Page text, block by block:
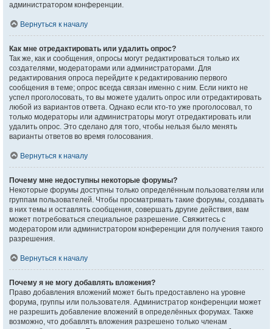
администратором конференции.
Вернуться к началу
Как мне отредактировать или удалить опрос?
Так же, как и сообщения, опросы могут редактироваться только их
создателями, модераторами или администраторами. Для
редактирования опроса перейдите к редактированию первого
сообщения в теме; опрос всегда связан именно с ним. Если никто не
успел проголосовать, то вы можете удалить опрос или отредактировать
любой из вариантов ответа. Однако если кто-то уже проголосовал, то
только модераторы или администраторы могут отредактировать или
удалить опрос. Это сделано для того, чтобы нельзя было менять
варианты ответов во время голосования.
Вернуться к началу
Почему мне недоступны некоторые форумы?
Некоторые форумы доступны только определённым пользователям или
группам пользователей. Чтобы просматривать такие форумы, создавать
в них темы и оставлять сообщения, совершать другие действия, вам
может потребоваться специальное разрешение. Свяжитесь с
модератором или администратором конференции для получения такого
разрешения.
Вернуться к началу
Почему я не могу добавлять вложения?
Право добавления вложений может быть предоставлено на уровне
форума, группы или пользователя. Администратор конференции может
не разрешить добавление вложений в определённых форумах. Также
возможно, что добавлять вложения разрешено только членам